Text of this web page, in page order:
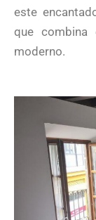
este
que
moderno.